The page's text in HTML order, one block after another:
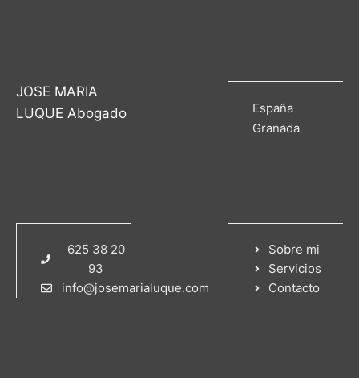
JOSE MARIA
LUQUE Abogado
España
Granada
625 38 20
93
info@josemarialuque.com
Sobre mi
Servicios
Contacto